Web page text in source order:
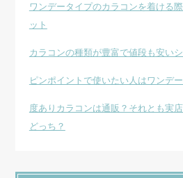
ワンデータイプのカラコンを着ける
ット
カラコンの種類が豊富で値段も安い
ピンポイントで使いたい人はワンデ
度ありカラコンは通販？それとも実
どっち？